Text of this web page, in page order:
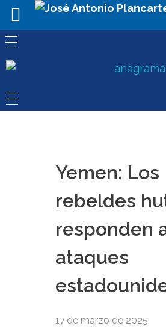
Yemen: Los
rebeldes
responden
ataques
17 de marzo de 2025